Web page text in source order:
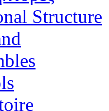
Structure